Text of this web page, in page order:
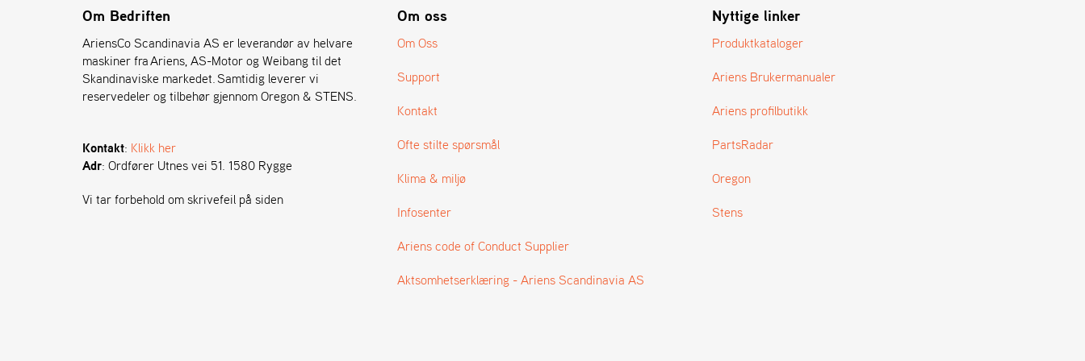
Om Bedriften
AriensCo Scandinavia AS er leverandør av helvare
maskiner fra Ariens, AS-Motor og Weibang til det
Skandinaviske markedet. Samtidig leverer vi
reservedeler og tilbehør gjennom Oregon & STENS.
Kontakt: Klikk her
Adr: Ordfører Utnes vei 51. 1580 Rygge
Vi tar forbehold om skrivefeil på siden
Om oss
Om Oss
Support
Kontakt
Ofte stilte spørsmål
Klima & miljø
Infosenter
Ariens code of Conduct Supplier
Aktsomhetserklæring - Ariens Scandinavia AS
Nyttige linker
Produktkataloger
Ariens Brukermanualer
Ariens profilbutikk
PartsRadar
Oregon
Stens